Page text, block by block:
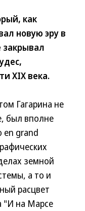
как
новую эру в
закрывал
XIX века.
Гагарина не
был вполне
en grand
земной
а то и
расцвет
"И на Марсе